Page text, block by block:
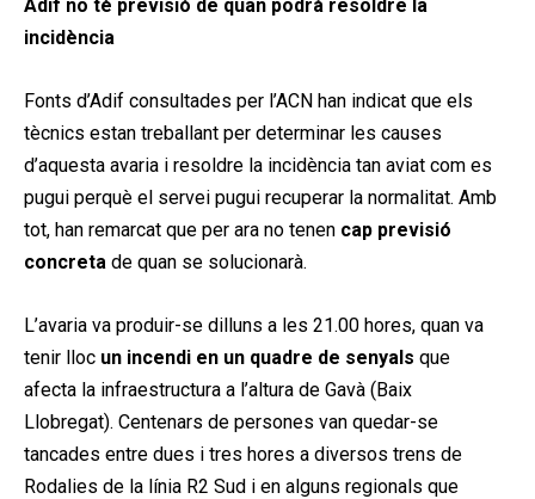
Adif no té previsió de quan podrà resoldre la
incidència
Fonts d’Adif consultades per l’ACN han indicat que els
tècnics estan treballant per determinar les causes
d’aquesta avaria i resoldre la incidència tan aviat com es
pugui perquè el servei pugui recuperar la normalitat. Amb
tot, han remarcat que per ara no tenen cap previsió
concreta de quan se solucionarà.
L’avaria va produir-se dilluns a les 21.00 hores, quan va
tenir lloc un incendi en un quadre de senyals que
afecta la infraestructura a l’altura de Gavà (Baix
Llobregat). Centenars de persones van quedar-se
tancades entre dues i tres hores a diversos trens de
Rodalies de la línia R2 Sud i en alguns regionals que